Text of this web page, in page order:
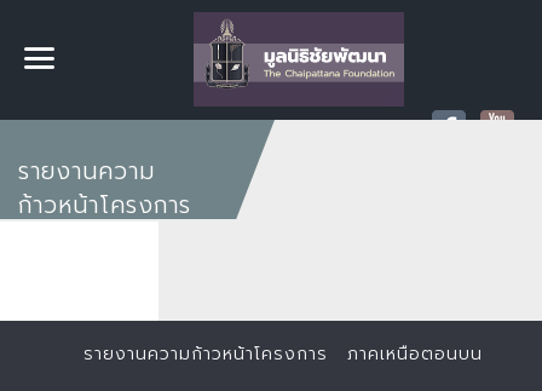
รายงานความ
ก้าวหน้าโครงการ
รายงานความก้าวหน้าโครงการ ภาคเหนือตอนบน